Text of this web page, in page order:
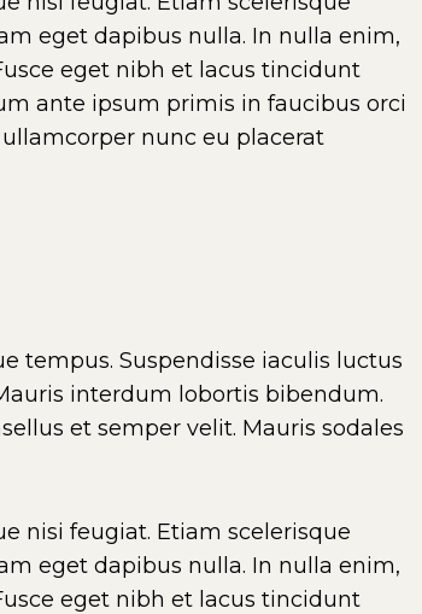
eget dapibus nulla. In nulla enim,
eget nibh et lacus tincidunt
ante ipsum primis in faucibus orci
nunc eu placerat
tempus. Suspendisse iaculis luctus
interdum lobortis bibendum.
et semper velit. Mauris sodales
nisi feugiat. Etiam scelerisque
eget dapibus nulla. In nulla enim,
eget nibh et lacus tincidunt